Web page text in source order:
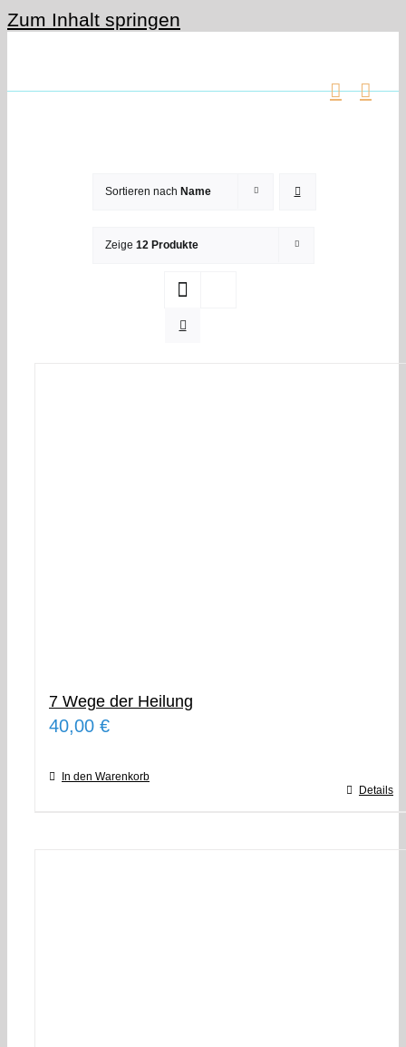
Zum Inhalt springen
Sortieren nach Name
Zeige 12 Produkte
7 Wege der Heilung
40,00 €
In den Warenkorb
Details